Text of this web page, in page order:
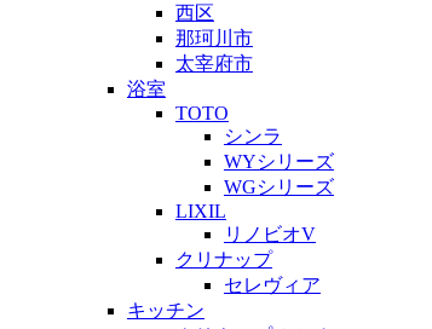
西区
那珂川市
太宰府市
浴室
TOTO
シンラ
WYシリーズ
WGシリーズ
LIXIL
リノビオV
クリナップ
セレヴィア
キッチン